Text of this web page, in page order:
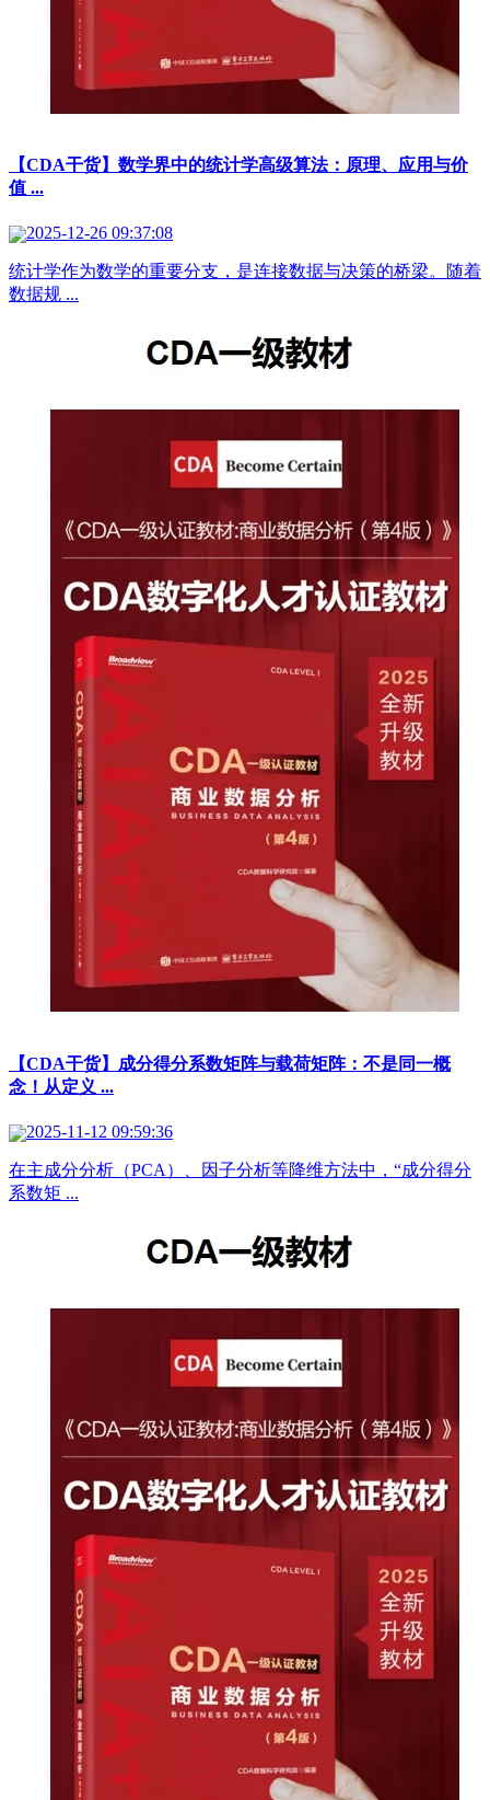
【CDA干货】数学界中的统计学高级算法：原理、应用与价
值 ...
2025-12-26 09:37:08
统计学作为数学的重要分支，是连接数据与决策的桥梁。随着
数据规 ...
【CDA干货】成分得分系数矩阵与载荷矩阵：不是同一概
念！从定义 ...
2025-11-12 09:59:36
在主成分分析（PCA）、因子分析等降维方法中，“成分得分
系数矩 ...